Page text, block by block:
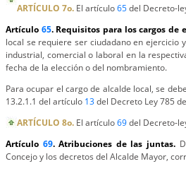
ARTÍCULO 7o. El artículo65del Decreto-
Artículo 65. Requisitos para los cargos de
local se requiere ser ciudadano en ejercicio
industrial, comercial o laboral en la
fecha de la elección o del nombramiento.
Para ocupar el cargo de alcalde local, se
13.2.1.1 del artículo 13del Decreto Ley 785
ARTÍCULO 8o. El artículo69del Decreto-
Artículo 69. Atribuciones de las juntas.
Concejo y los decretos del Alcalde Mayor,